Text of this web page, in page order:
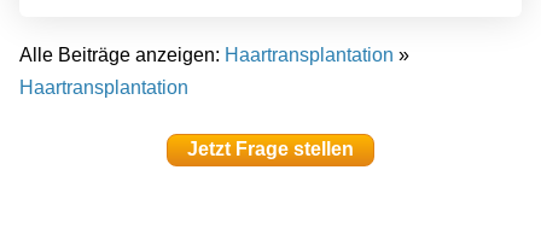
Alle Beiträge anzeigen: Haartransplantation »
Haartransplantation
Jetzt Frage stellen